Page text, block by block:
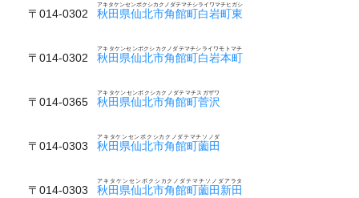
〒014-0302 秋田県仙北市角館町白岩町東
アキタケンセンボクシカクノダテマチシライワマチヒガシ
〒014-0302 秋田県仙北市角館町白岩本町
アキタケンセンボクシカクノダテマチシライワモトマチ
〒014-0365 秋田県仙北市角館町菅沢
アキタケンセンボクシカクノダテマチスガザワ
〒014-0303 秋田県仙北市角館町薗田
アキタケンセンボクシカクノダテマチソノダ
〒014-0303 秋田県仙北市角館町薗田新田
アキタケンセンボクシカクノダテマチソノダアラタ